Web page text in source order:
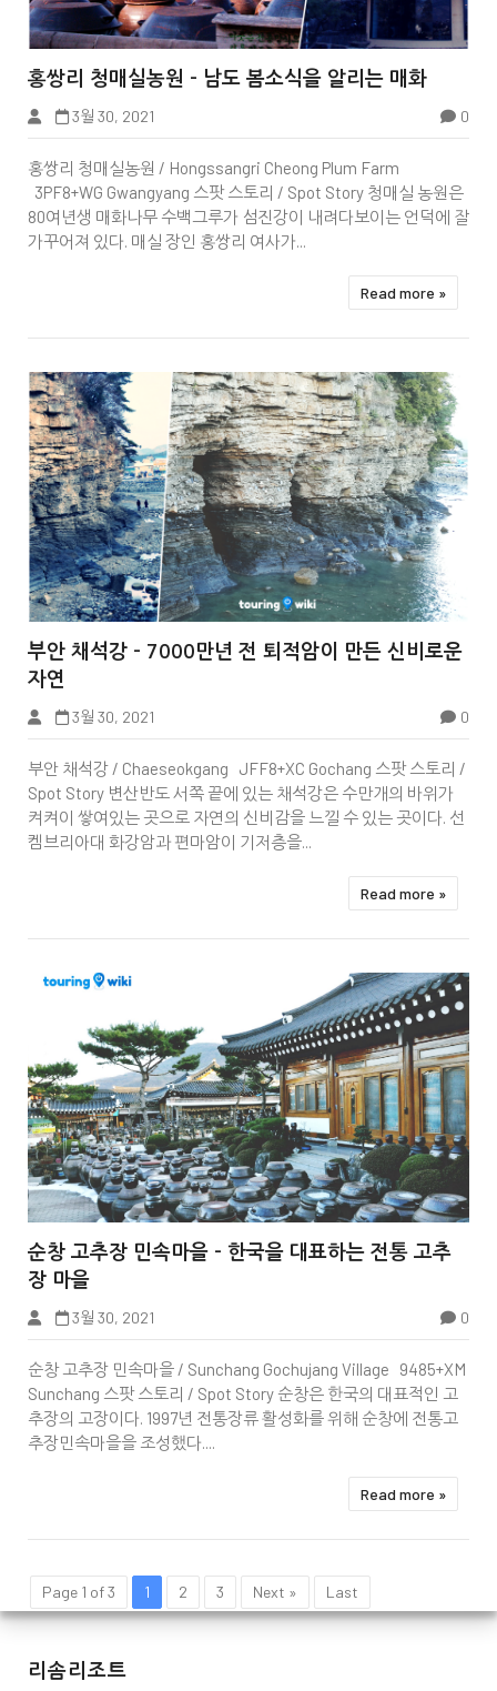


홍쌍리 청매실농원 - 남도 봄소식을 알리는 매화
3월 30, 2021 0
홍쌍리 청매실농원 / Hongssangri Cheong Plum Farm
3PF8+WG Gwangyang 스팟 스토리 / Spot Story 청매실 농원은
80여년생 매화나무 수백그루가 섬진강이 내려다보이는 언덕에 잘
가꾸어져 있다. 매실 장인 홍쌍리 여사가...
Read more »


Tbook
부안 채석강 - 7000만년 전 퇴적암이 만든 신비로운
자연
3월 30, 2021 0
부안 채석강 / Chaeseokgang JFF8+XC Gochang 스팟 스토리 /
Spot Story 변산반도 서쪽 끝에 있는 채석강은 수만개의 바위가
켜켜이 쌓여있는 곳으로 자연의 신비감을 느낄 수 있는 곳이다. 선
켐브리아대 화강암과 편마암이 기저층을...
Read more »


Tbook
순창 고추장 민속마을 - 한국을 대표하는 전통 고추
장 마을
3월 30, 2021 0
순창 고추장 민속마을 / Sunchang Gochujang Village 9485+XM
Sunchang 스팟 스토리 / Spot Story 순창은 한국의 대표적인 고
추장의 고장이다. 1997년 전통장류 활성화를 위해 순창에 전통고
추장민속마을을 조성했다....
Read more »
Page 1 of 3 1 2 3 Next » Last
리솜리조트